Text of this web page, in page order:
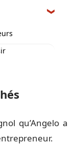
qu’Angelo a